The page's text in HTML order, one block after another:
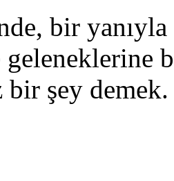
bir
geleneklerine
bir şey demek.